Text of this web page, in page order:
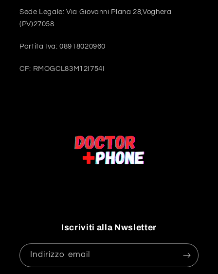
Sede Legale: Via Giovanni Plana 28,Voghera
(PV)27058
Partita Iva: 08918020960
CF: RMOGCL83M12I754I
Iscriviti alla Nwsletter
Indirizzo email